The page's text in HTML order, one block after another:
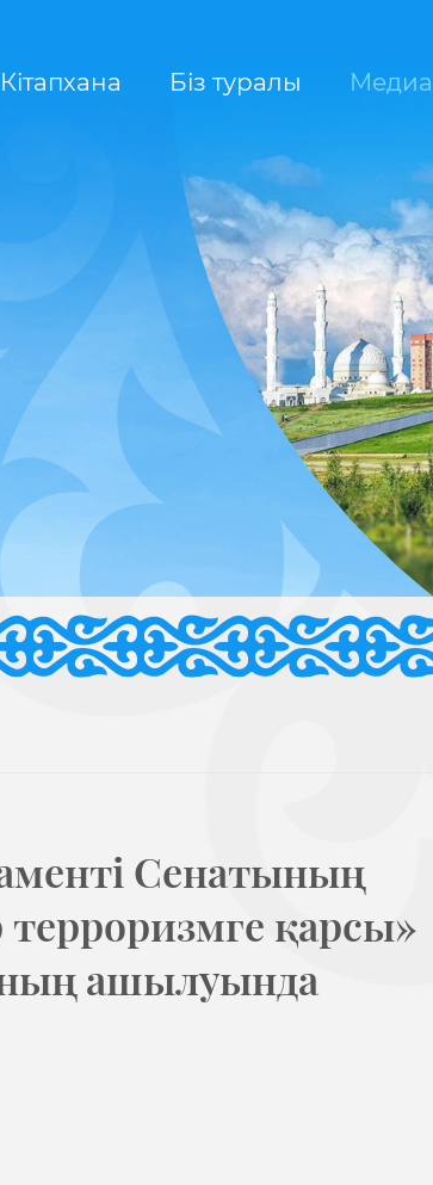
Кітапхана Біз туралы Медиа
Сенатының
қарсы»
ашылуында